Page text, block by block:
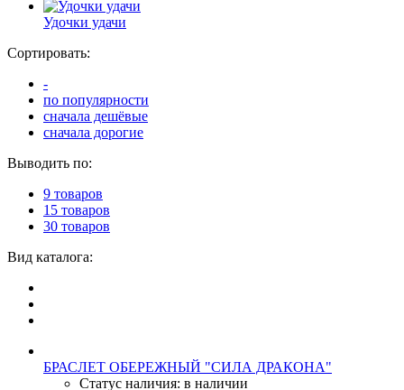
Удочки удачи
Сортировать:
-
по популярности
сначала дешёвые
сначала дорогие
Выводить по:
9 товаров
15 товаров
30 товаров
Вид каталога:
БРАСЛЕТ ОБЕРЕЖНЫЙ "СИЛА ДРАКОНА"
Статус наличия: в наличии